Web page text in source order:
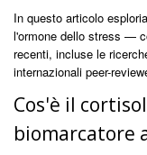
In questo articolo
l'ormone dello stress —
recenti, incluse le
internazionali peer-
Cos'è il
biomarcatore